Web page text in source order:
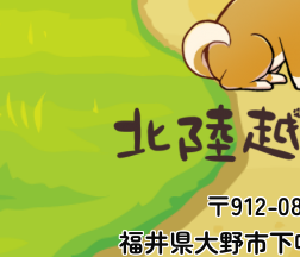
〒912-
福井県大野市